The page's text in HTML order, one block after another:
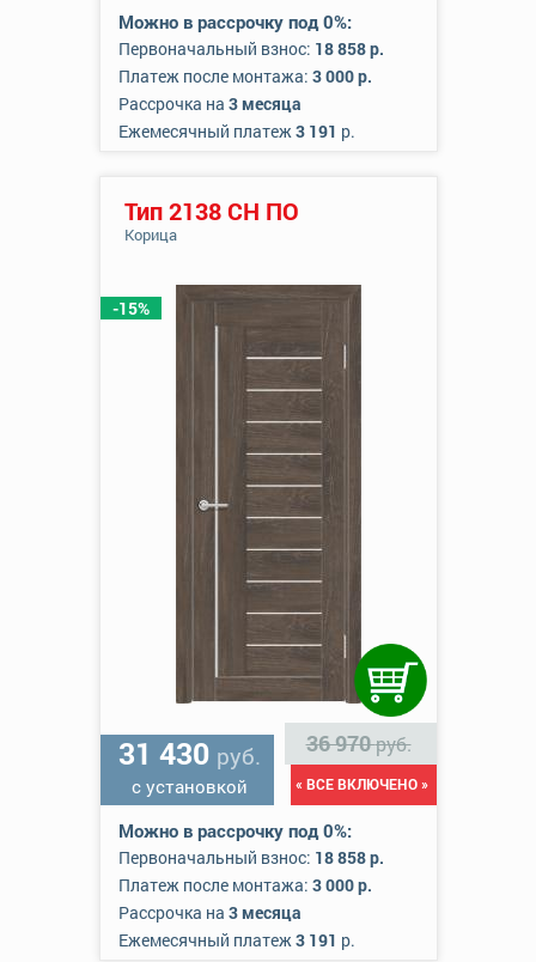
Можно в рассрочку под 0%:
Первоначальный взнос: 18 858 р.
Платеж после монтажа: 3 000 р.
Рассрочка на 3 месяца
Ежемесячный платеж3 191 р.
-15%
Тип 2138 СН ПО
Корица
31 430 руб.
с установкой
36 970руб.
« ВСЕ ВКЛЮЧЕНО »
Можно в рассрочку под 0%:
Первоначальный взнос: 18 858 р.
Платеж после монтажа: 3 000 р.
Рассрочка на 3 месяца
Ежемесячный платеж3 191 р.